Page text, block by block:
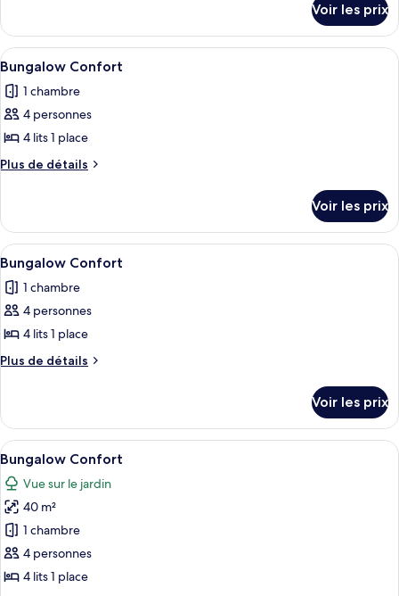
chambre :
Villa
Familiale
le
type
de
chambre
Villa
Familiale
Voir les prix
Afficher
toutes
les
photos
pour
ce
chambre :
Bungalow
Confort
Bungalow Confort | Coffres-forts
5
Bungalow Confort
1 chambre
4 personnes
4 lits 1 place
Plus de détails
Plus
le
type
de
chambre
Bungalow
Confort
Voir les prix
Afficher
toutes
les
photos
pour
ce
chambre :
Bungalow
Confort
Bungalow Confort | Coffres-forts
2
Bungalow Confort
1 chambre
4 personnes
4 lits 1 place
Plus de détails
Plus
le
type
de
chambre
Bungalow
Confort
Voir les prix
Afficher
toutes
les
photos
pour
ce
type
Coffres-forts dans les chambres, fer
5
Bungalow Confort
Vue sur le jardin
40 m²
1 chambre
4 personnes
4 lits 1 place